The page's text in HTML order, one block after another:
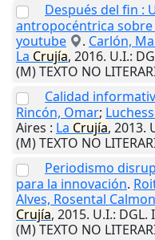
Después del fin :
antropocéntrica sobre
youtube
. Carlón,
La Crujía, 2016. U.I.:
(M) TEXTO NO
Calidad
Rincón, Omar;
Aires : La Crujía, 2013.
(M) TEXTO NO
Periodismo
para la innovación.
Alves, Rosental Calmon
Crujía, 2015. U.I.: DGL.
(M) TEXTO NO